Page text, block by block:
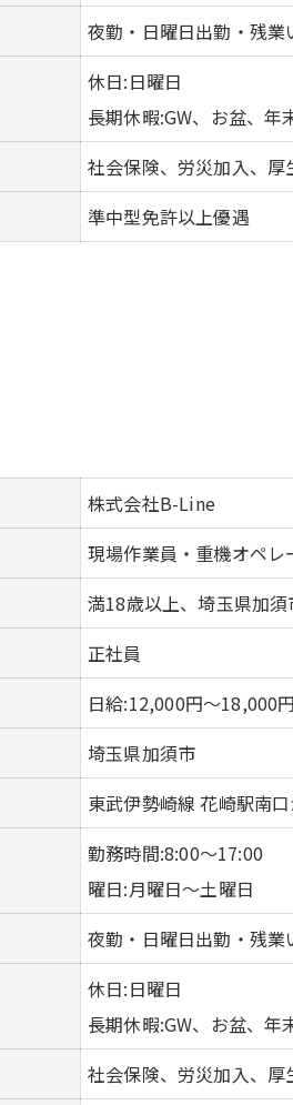
夜勤・日曜日出勤・残業
休日:日曜日
長期休暇:GW、お盆、年
社会保険、労災加入、
準中型免許以上優遇
株式会社B-Line
現場作業員・重機オペ
満18歳以上、埼玉県加
正社員
日給:12,000円～18,000
埼玉県加須市
東武伊勢崎線 花崎駅南
勤務時間:8:00～17:00
曜日:月曜日～土曜日
夜勤・日曜日出勤・残業
休日:日曜日
長期休暇:GW、お盆、年
社会保険、労災加入、